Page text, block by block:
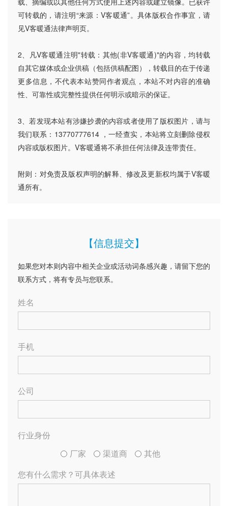
可转载的，请注明“来源：V客暖通”。具体版权合作事宜，请
见V客暖通法律声明页。
2、凡V客暖通注明"转载：其他(非V客暖通)"的内容，均转载
自其它媒体或企业供稿（包括供稿配图），转载目的在于传递
更多信息，不代表本站赞同作者观点，本站不对内容的准确
性、可靠性或完整性提供任何明示或暗示的保证。
3、若发现本站有涉嫌抄袭的内容或者使用了版权图片，请与
我们联系：13770777614 ，一经查实，本站将立刻删除侵权
内容或版权图片。V客暖通将不承担任何法律及连带责任。
附则：对免责及版权声明的解释、修改及更新权均属于V客暖
通所有。